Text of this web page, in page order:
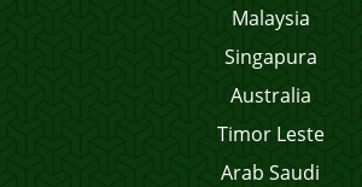
Malaysia
Singapura
Australia
Timor Leste
Arab Saudi